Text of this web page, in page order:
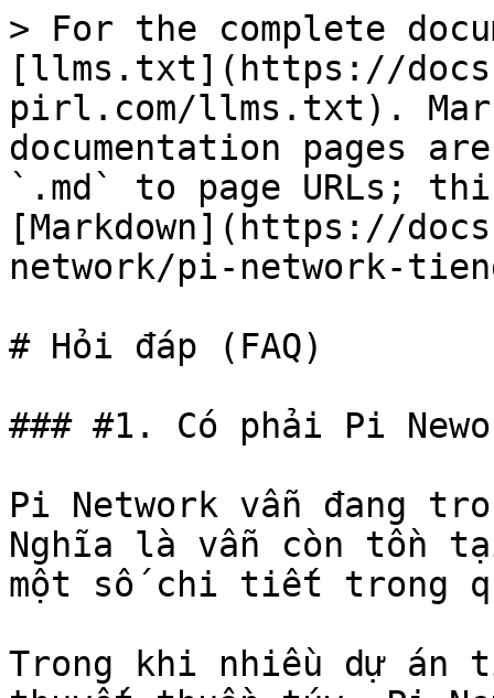
> For the complete
[llms.txt](https://
pirl.com/llms.txt).
documentation pages
`.md` to page URLs;
[Markdown](https://
network/pi-network-
# Hỏi đáp (FAQ)
### #1. Có phải Pi
Pi Network vẫn đang
Nghĩa là vẫn còn tồn
một số chi tiết trong
Trong khi nhiều dự